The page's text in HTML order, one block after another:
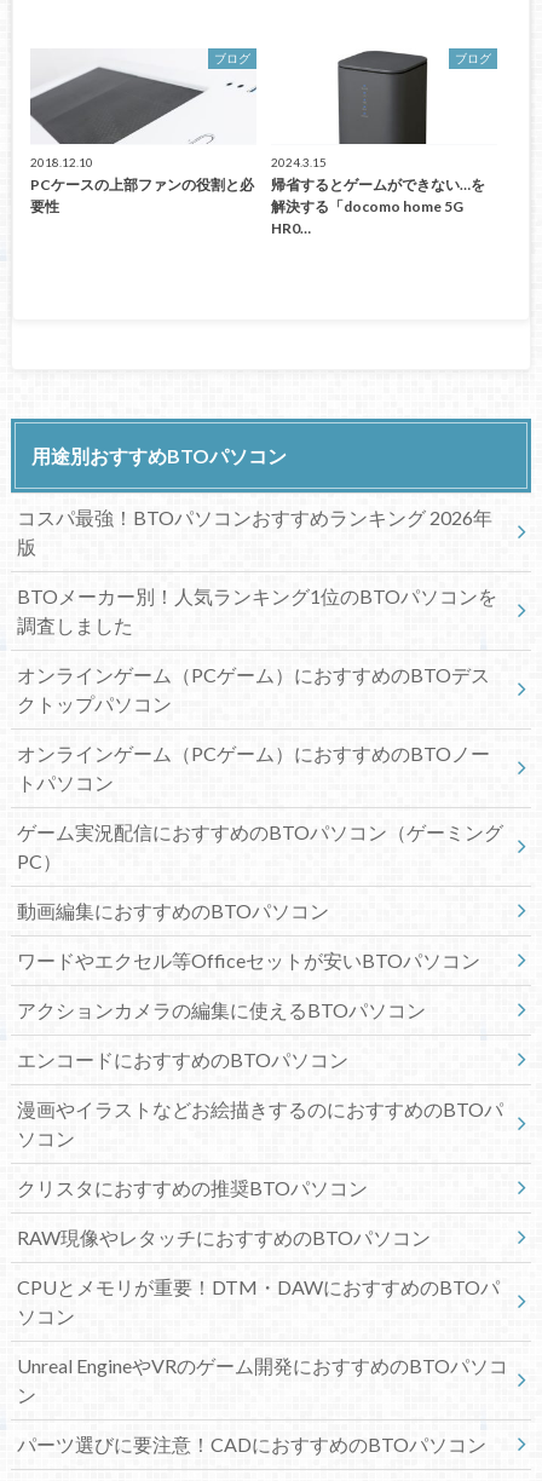
ブログ
2018.12.10
PCケースの上部ファンの役割と必
要性
ブログ
2024.3.15
帰省するとゲームができない…を
解決する「docomo home 5G
HR0…
用途別おすすめBTOパソコン
コスパ最強！BTOパソコンおすすめランキング 2026年
版
BTOメーカー別！人気ランキング1位のBTOパソコンを
調査しました
オンラインゲーム（PCゲーム）におすすめのBTOデス
クトップパソコン
オンラインゲーム（PCゲーム）におすすめのBTOノー
トパソコン
ゲーム実況配信におすすめのBTOパソコン（ゲーミング
PC）
動画編集におすすめのBTOパソコン
ワードやエクセル等Officeセットが安いBTOパソコン
アクションカメラの編集に使えるBTOパソコン
エンコードにおすすめのBTOパソコン
漫画やイラストなどお絵描きするのにおすすめのBTOパ
ソコン
クリスタにおすすめの推奨BTOパソコン
RAW現像やレタッチにおすすめのBTOパソコン
CPUとメモリが重要！DTM・DAWにおすすめのBTOパ
ソコン
Unreal EngineやVRのゲーム開発におすすめのBTOパソコ
ン
パーツ選びに要注意！CADにおすすめのBTOパソコン